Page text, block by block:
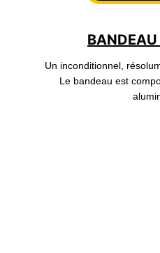
Un inconditionnel,
Le bandeau est